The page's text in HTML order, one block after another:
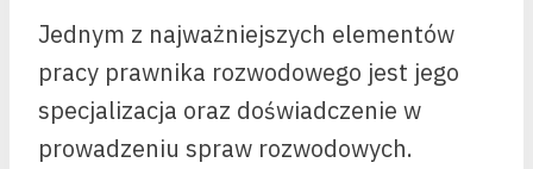
Jednym z najważniejszych elementów
pracy prawnika rozwodowego jest jego
specjalizacja oraz doświadczenie w
prowadzeniu spraw rozwodowych.